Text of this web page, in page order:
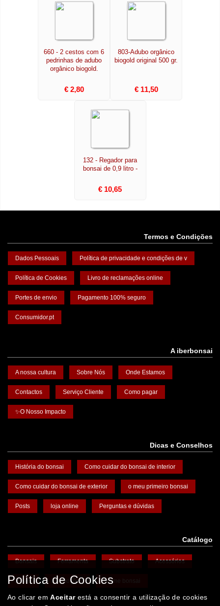
660 - 2 cestos com 6
pedrinhas de adubo
orgânico biogold.
€ 2,80
803-Adubo orgânico
biogold original 500 gr.
€ 11,50
132 - Regador para
bonsai de 0,9 litro -
€ 10,65
Termos e Condições
Dados Pessoais Política de privacidade e condições de v
Política de Cookies Livro de reclamações online
Portes de envio Pagamento 100% seguro
Consumidor.pt
A iberbonsai
A nossa cultura Sobre Nós Onde Estamos
Contactos Serviço Cliente Como pagar
✨O Nosso Impacto
Dicas e Conselhos
História do bonsai Como cuidar do bonsai de interior
Como cuidar do bonsai de exterior o meu primeiro bonsai
Posts loja online Perguntas e dúvidas
Catálogo
Bonsais Ferramenta Substrato Acessórios
Vasos Promoções Arame bonsai
Política de Cookies
Ao clicar emAceitarestá a consentir a utilização de cookies